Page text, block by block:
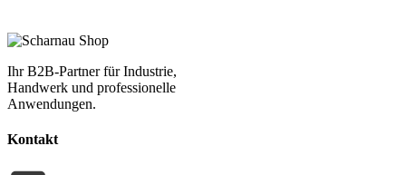
Ihr B2B-Partner für Industrie,
Handwerk und professionelle
Anwendungen.
Kontakt